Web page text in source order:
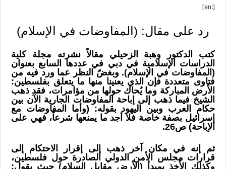
[:en]
رد على مقال: (المفاوضات في الإسلام)
كتب الدكتور وهبة الزحيلي مقالاً نشرته مجلة كلية
الدراسات الإسلامية في دبي في عددها السابع بعنوان
(المفاوضات في الإسلام). وبغضّ النظر عما ورد فيه من
فتاوى متعددة فإن الذي يعنينا منها ما يتعلق بفلسطين:
الأرض المباركة وما يُحاك حولها من مؤامرات، فقد ذهب
الشيخ فيما ذهب إلى إباحة المفاوضات الجارية الآن بين
حكام العرب وبين اليهود بقوله: (وأما المفاوضات مع
إسرائيل بصفة خاصة فلا أجد ما يمنعها شرعاً، فهي على
الإباحة) ص26.
ثم إنه في مكان آخر ذهب إلى إقرار الاحتكام إلى
قرارات مجلس الأمن الدولي الصادرة حول فلسطين،
وكذلك الأخذ بمبدأ (الأرض مقابل السلام) حيث يقول: